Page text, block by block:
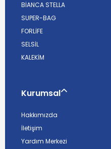
BİANCA STELLA
SUPER-BAG
FORLİFE
SELSİL
KALEKİM
Kurumsal
Hakkımızda
İletişim
Yardım Merkezi